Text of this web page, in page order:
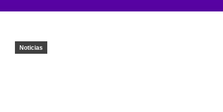
Noticias